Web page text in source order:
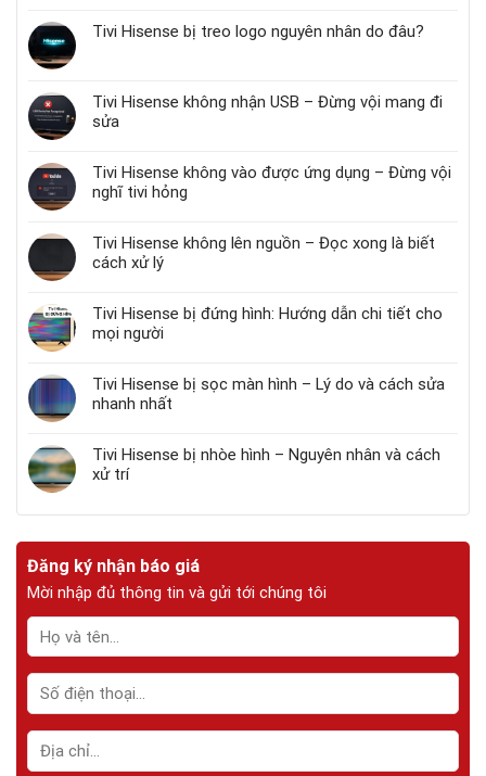
Tivi Hisense bị treo logo nguyên nhân do đâu?
Tivi Hisense không nhận USB – Đừng vội mang đi
sửa
Tivi Hisense không vào được ứng dụng – Đừng vội
nghĩ tivi hỏng
Tivi Hisense không lên nguồn – Đọc xong là biết
cách xử lý
Tivi Hisense bị đứng hình: Hướng dẫn chi tiết cho
mọi người
Tivi Hisense bị sọc màn hình – Lý do và cách sửa
nhanh nhất
Tivi Hisense bị nhòe hình – Nguyên nhân và cách
xử trí
Đăng ký nhận báo giá
Mời nhập đủ thông tin và gửi tới chúng tôi